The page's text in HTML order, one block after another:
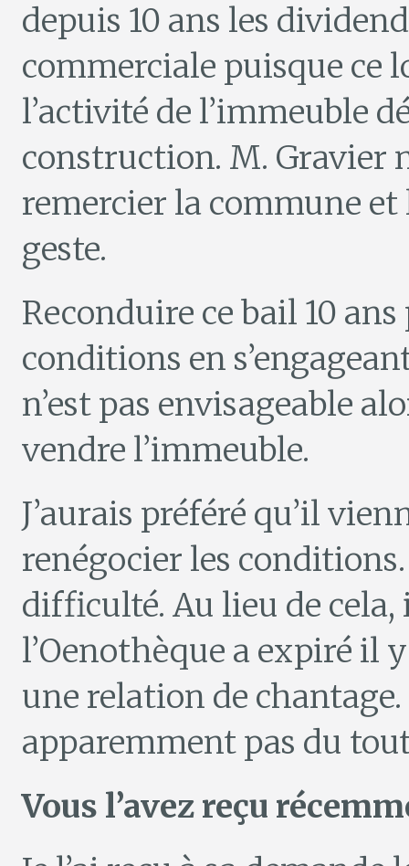
depuis 10 ans les
commerciale puisque ce
l’activité de l’immeuble
construction. M. Gravier
remercier la commune et
geste.
Reconduire ce bail 10
conditions en
n’est pas envisageable
vendre l’immeuble.
J’aurais préféré qu’il
renégocier les
difficulté. Au lieu de cela,
l’Oenothèque a expiré il
une relation de chantage.
apparemment pas du
Vous l’avez reçu